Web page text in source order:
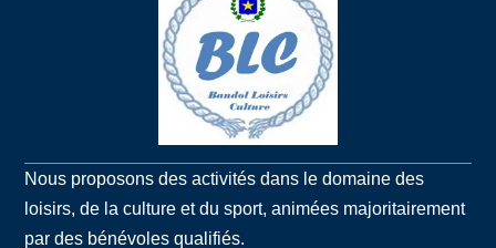
Nous proposons des activités dans le domaine des
loisirs, de la culture et du sport, animées majoritairement
par des bénévoles qualifiés.